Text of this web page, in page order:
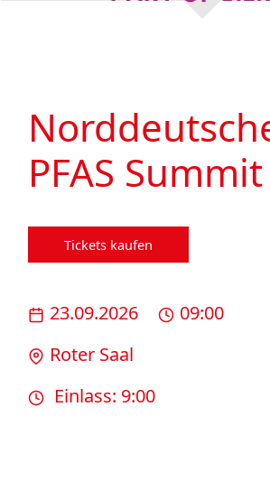
PFAS Summit
Tickets kaufen
23.09.2026
09:00
Roter Saal
Einlass: 9:00